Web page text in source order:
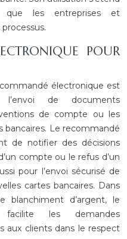
que les entreprises et
POUR
électronique est
de documents
de compte ou les
bancaires. Le recommandé
de notifier des décisions
compte ou le refus d’un
pour l’envoi sécurisé de
cartes bancaires. Dans
d’argent, le
facilite les demandes
aux clients dans le respect